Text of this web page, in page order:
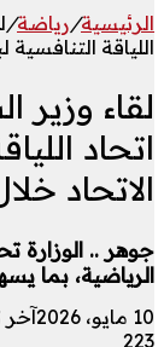
الرئيسية/رياضة/
اللياقة
لقاء وزير
اتحاد
الاتحاد
جوهر .. الوزارة
الرياضية، بما
10 مايو، 2026
آخر
223